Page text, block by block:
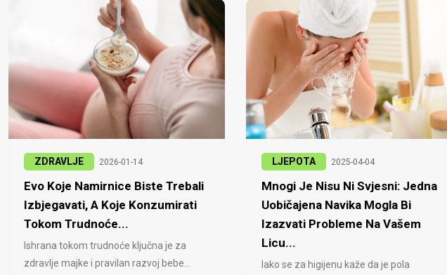
ZDRAVLJE 2026-01-14
Evo Koje Namirnice Biste Trebali
Izbjegavati, A Koje Konzumirati
Tokom Trudnoće...
Ishrana tokom trudnoće ključna je za
zdravlje majke i pravilan razvoj bebe...
LJEPOTA 2025-04-04
Mnogi Je Nisu Ni Svjesni: Jedna
Uobičajena Navika Mogla Bi
Izazvati Probleme Na Vašem
Licu...
Iako se za higijenu kaže da je pola